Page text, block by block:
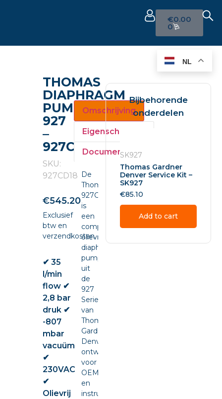
€0.00
0
THOMAS
DIAPHRAGM
PUMP
927
–
927CD18
SKU:
927CD18
€545.20
Exclusief
btw en
verzendkosten.
✔ 35
l/min
flow ✔
2,8 bar
druk ✔
-807
mbar
vacuüm
✔
230VAC
✔
Olievrij
Omschrijving
Eigenschappen
Documenten
De
Thomas
927CD18
is
een
compacte
olievrije
diaphragm
pump
uit
de
927
Series
van
Thomas
Gardner
Denver,
ontwikkeld
voor
OEM-
en
instrumentintegratie.
Bijbehorende
onderdelen
SK927
Thomas Gardner
Denver Service Kit –
SK927
€85.10
Add to cart
NL